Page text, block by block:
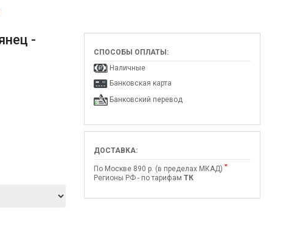
-
СПОСОБЫ ОПЛАТЫ:
Наличные
Банковская карта
Банковский перевод
ДОСТАВКА:
По Москве 890 р. (в пределах МКАД) *
Регионы РФ - по тарифам ТК